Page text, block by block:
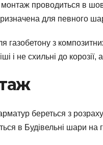
проводиться в
для певного
газобетону з
і не схильні до
арматур береться з
в Будівельні шари